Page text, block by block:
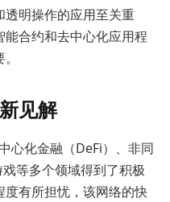
明操作的应用至关重
合约和去中心化应用程
见解
心化金融（DeFi）、非同
等多个领域得到了积极
有所担忧，该网络的快